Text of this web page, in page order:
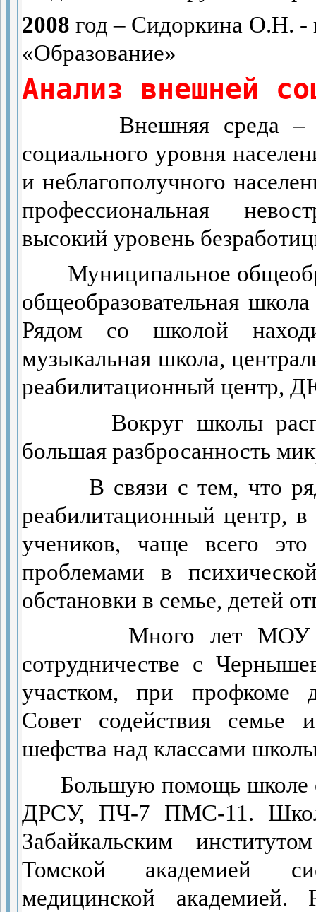
2008 год – Сидоркина О.Н. -
«Образование»
Анализ внешней
Внешняя среда –
социального уровня
и неблагополучного
профессиональная
высокий уровень
Муниципальное
общеобразовательная школа
Рядом со школой
музыкальная школа,
реабилитационный центр,
Вокруг школы
большая разбросанность
В связи с тем, что
реабилитационный центр,
учеников, чаще всего
проблемами в
обстановки в семье, детей
Много лет
сотрудничестве с
участком, при профкоме
Совет содействия
шефства над классами
Большую помощь школе
ДРСУ, ПЧ-7 ПМС-11.
Забайкальским
Томской академией
медицинской